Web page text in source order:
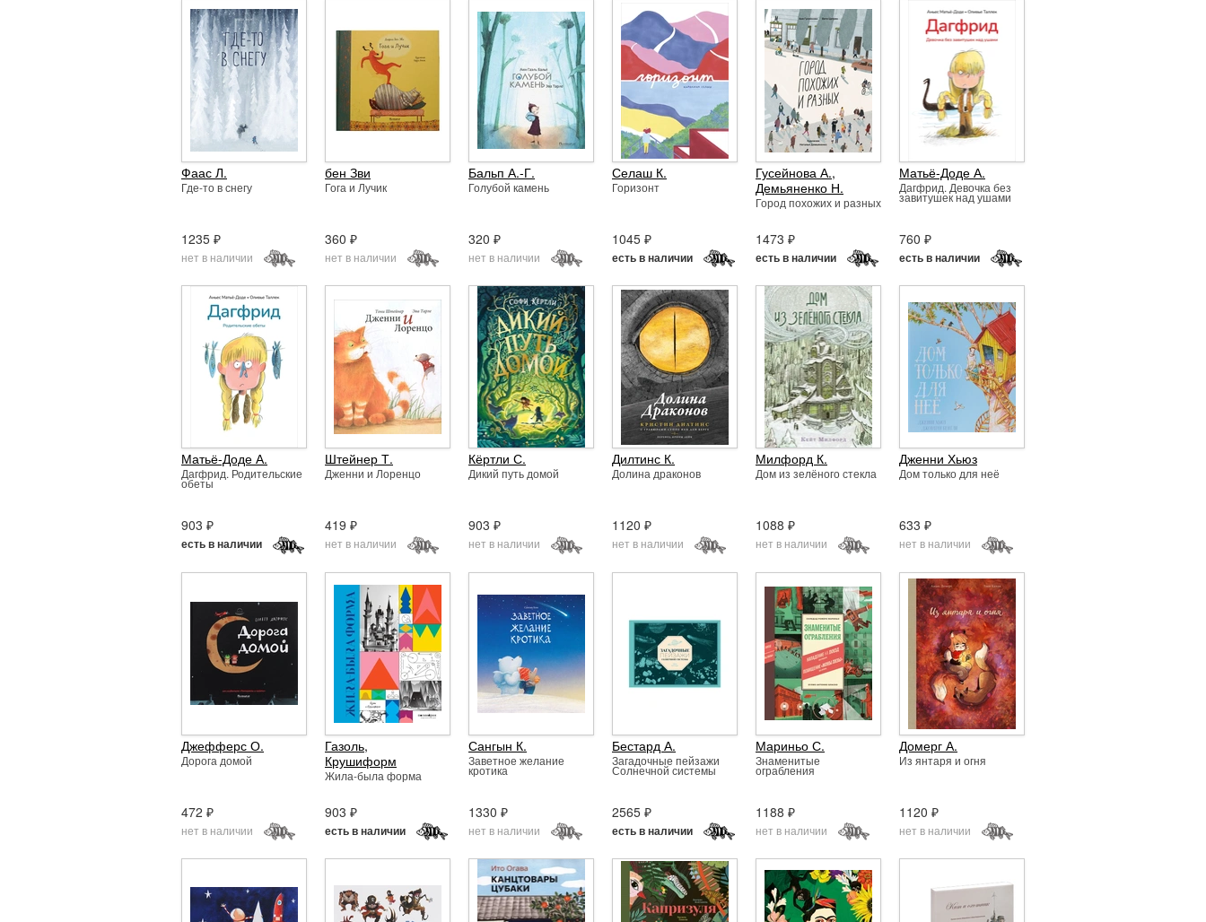
Фаас Л.
Где-то в снегу
1235 ₽
нет в наличии
бен Зви
Гога и Лучик
360 ₽
нет в наличии
Бальп А.-Г.
Голубой камень
320 ₽
нет в наличии
Селаш К.
Горизонт
1045 ₽
есть в наличии
Гусейнова А.,
Демьяненко Н.
Город похожих и разных
1473 ₽
есть в наличии
Матьё-Доде А.
Дагфрид. Девочка без
завитушек над ушами
760 ₽
есть в наличии
Матьё-Доде А.
Дагфрид. Родительские
обеты
903 ₽
есть в наличии
Штейнер Т.
Дженни и Лоренцо
419 ₽
нет в наличии
Кёртли С.
Дикий путь домой
903 ₽
нет в наличии
Дилтинс К.
Долина драконов
1120 ₽
нет в наличии
Милфорд К.
Дом из зелёного стекла
1088 ₽
нет в наличии
Дженни Хьюз
Дом только для неё
633 ₽
нет в наличии
Джефферс О.
Дорога домой
472 ₽
нет в наличии
Газоль,
Крушиформ
Жила-была форма
903 ₽
есть в наличии
Сангын К.
Заветное желание
кротика
1330 ₽
нет в наличии
Бестард А.
Загадочные пейзажи
Солнечной системы
2565 ₽
есть в наличии
Мариньо С.
Знаменитые
ограбления
1188 ₽
нет в наличии
Домерг А.
Из янтаря и огня
1120 ₽
нет в наличии